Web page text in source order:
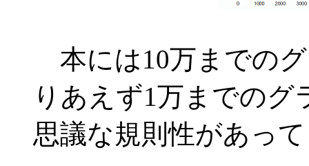
本には10万までの
りあえず1万までの
思議な規則性があっ